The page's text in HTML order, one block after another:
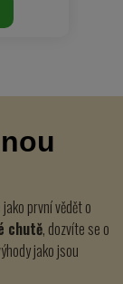
první vědět o
chutě, dozvíte se o
jako jsou